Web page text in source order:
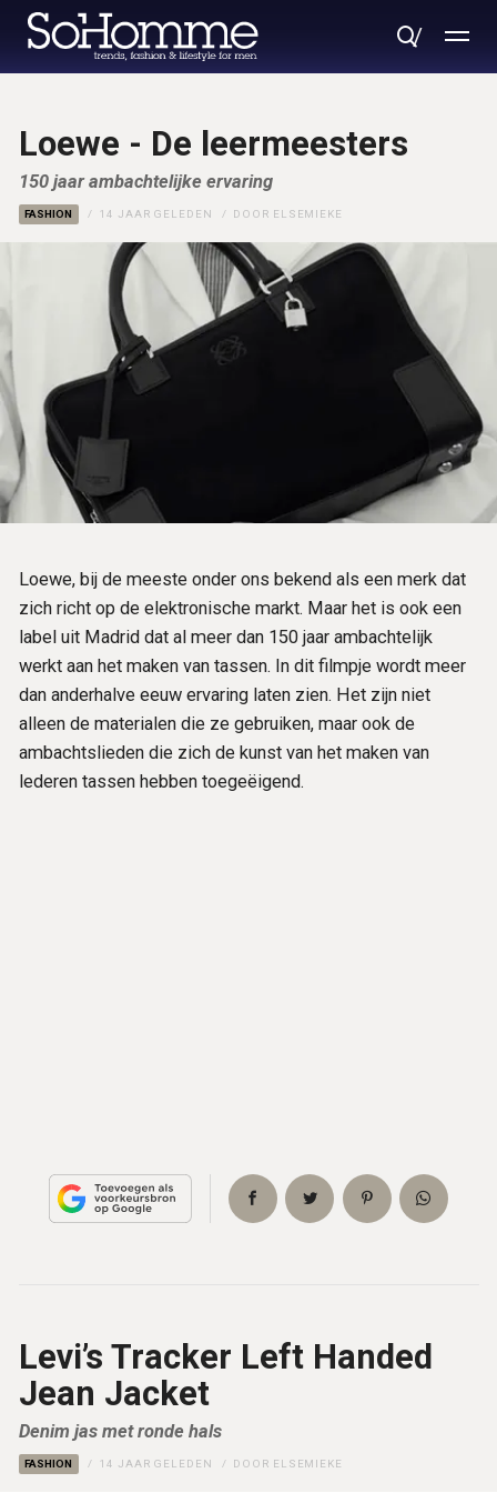
Loewe - De leermeesters
150 jaar ambachtelijke ervaring
FASHION 14 JAAR GELEDEN DOOR ELSEMIEKE
Loewe, bij de meeste onder ons bekend als een merk dat
zich richt op de elektronische markt. Maar het is ook een
label uit Madrid dat al meer dan 150 jaar ambachtelijk
werkt aan het maken van tassen. In dit filmpje wordt meer
dan anderhalve eeuw ervaring laten zien. Het zijn niet
alleen de materialen die ze gebruiken, maar ook de
ambachtslieden die zich de kunst van het maken van
lederen tassen hebben toegeëigend.
Levi’s Tracker Left Handed
Jean Jacket
Denim jas met ronde hals
FASHION 14 JAAR GELEDEN DOOR ELSEMIEKE